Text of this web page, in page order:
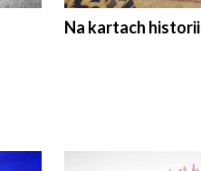
Na kartach historii